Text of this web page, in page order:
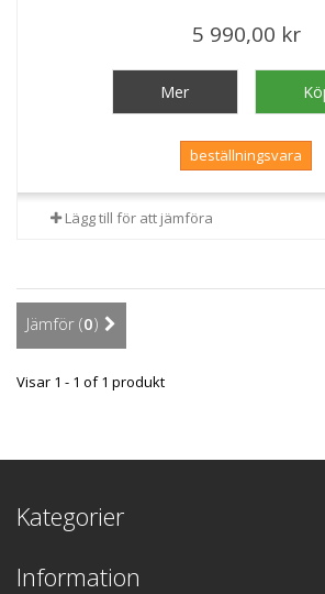
5 990,00 kr
Mer
beställningsvara
Lägg till för att jämföra
Jämför (0)
Visar 1 - 1 of 1 produkt
Kategorier
Information